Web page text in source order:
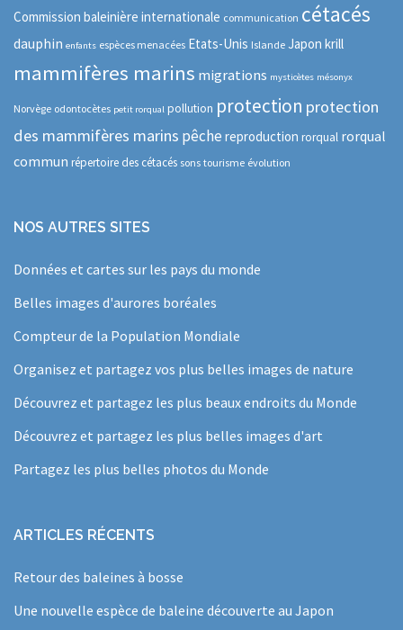
Commission baleinière internationale communication cétacés
dauphin enfants espèces menacées Etats-Unis Islande Japon krill
mammifères marins migrations mysticètes mésonyx
Norvège odontocètes petit rorqual pollution protection protection
des mammifères marins pêche reproduction rorqual rorqual
commun répertoire des cétacés sons tourisme évolution
NOS AUTRES SITES
Données et cartes sur les pays du monde
Belles images d'aurores boréales
Compteur de la Population Mondiale
Organisez et partagez vos plus belles images de nature
Découvrez et partagez les plus beaux endroits du Monde
Découvrez et partagez les plus belles images d'art
Partagez les plus belles photos du Monde
ARTICLES RÉCENTS
Retour des baleines à bosse
Une nouvelle espèce de baleine découverte au Japon